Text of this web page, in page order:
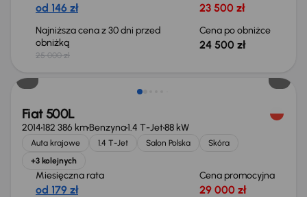
od 146 zł 23 500 zł
Najniższa cena z 30 dni przed
obniżką
25 000 zł
Cena po obniżce
24 500 zł
Fiat 500L
2014182 386 kmBenzyna1.4 T-Jet88 kW
Auta krajowe 1.4 T-Jet Salon Polska
Skóra
+3 kolejnych
Miesięczna rata
od 179 zł
Cena promocyjna
29 000 zł